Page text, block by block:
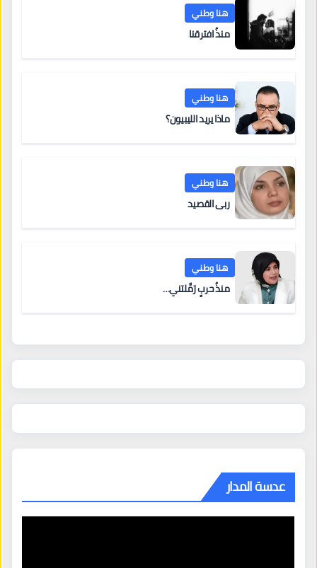
هنا وطني
منذُ افترقنا
هنا وطني
ماذا يريد الليبيون؟
هنا وطني
ربى القصيد
هنا وطني
منذُ حربٍ رَمَّلتني…
عدسة المدار